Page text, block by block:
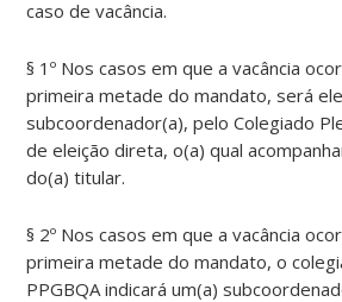
caso de vacância.
§ 1º Nos casos em que a vacância
primeira metade do mandato, será
subcoordenador(a), pelo Colegiado
de eleição direta, o(a) qual
do(a) titular.
§ 2º Nos casos em que a vacância
primeira metade do mandato, o
PPGBQA indicará um(a)